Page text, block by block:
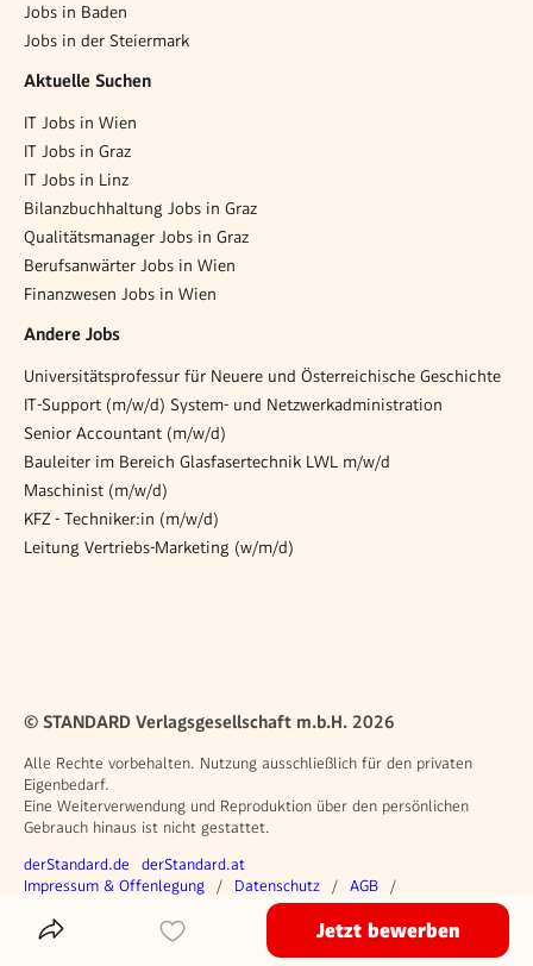
Jobs in Baden
Jobs in der Steiermark
Aktuelle Suchen
IT Jobs in Wien
IT Jobs in Graz
IT Jobs in Linz
Bilanzbuchhaltung Jobs in Graz
Qualitätsmanager Jobs in Graz
Berufsanwärter Jobs in Wien
Finanzwesen Jobs in Wien
Andere Jobs
Universitätsprofessur für Neuere und Österreichische Geschichte
IT-Support (m/w/d) System- und Netzwerkadministration
Senior Accountant (m/w/d)
Bauleiter im Bereich Glasfasertechnik LWL m/w/d
Maschinist (m/w/d)
KFZ - Techniker:in (m/w/d)
Leitung Vertriebs-Marketing (w/m/d)
Das Inserat Teilen Jetzt bewerben
© STANDARD Verlagsgesellschaft m.b.H. 2026
Alle Rechte vorbehalten. Nutzung ausschließlich für den privaten
Eigenbedarf.
Eine Weiterverwendung und Reproduktion über den persönlichen
Gebrauch hinaus ist nicht gestattet.
Weitere Angebote
derStandard.de derStandard.at
Rechtliches
Impressum & Offenlegung Datenschutz
AGB